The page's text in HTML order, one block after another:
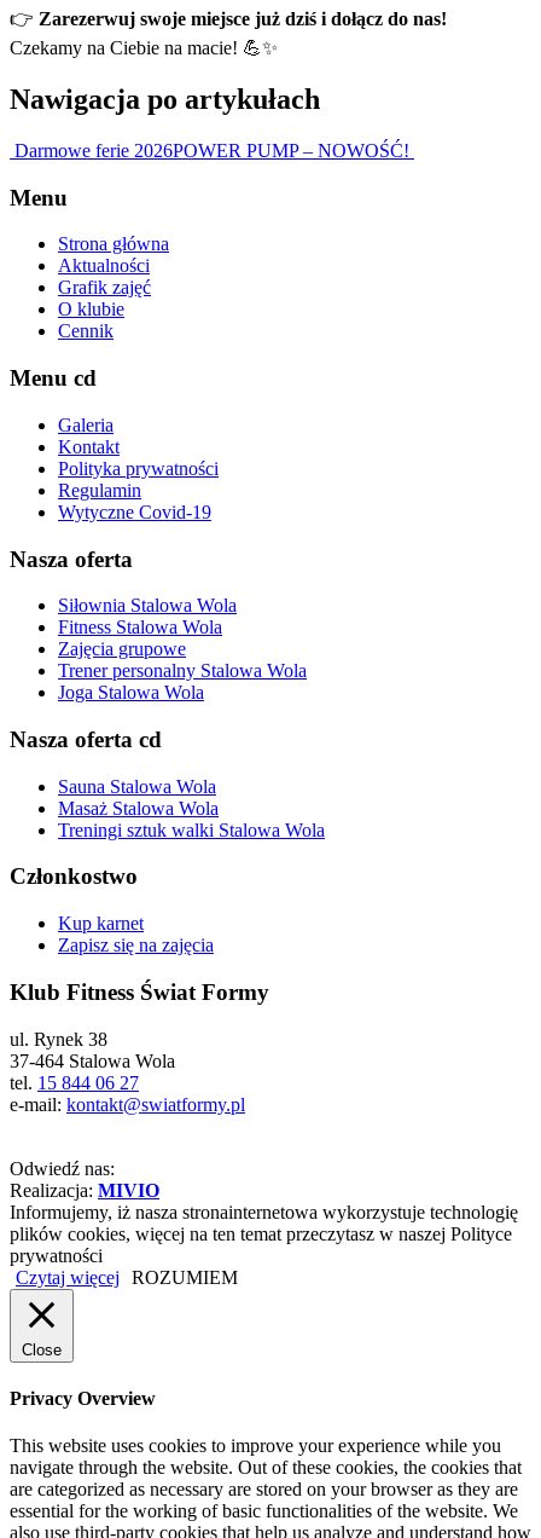
👉 Zarezerwuj swoje miejsce już dziś i dołącz do nas!
Czekamy na Ciebie na macie! 💪✨
Nawigacja po artykułach
Darmowe ferie 2026POWER PUMP – NOWOŚĆ!
Menu
Strona główna
Aktualności
Grafik zajęć
O klubie
Cennik
Menu cd
Galeria
Kontakt
Polityka prywatności
Regulamin
Wytyczne Covid-19
Nasza oferta
Siłownia Stalowa Wola
Fitness Stalowa Wola
Zajęcia grupowe
Trener personalny Stalowa Wola
Joga Stalowa Wola
Nasza oferta cd
Sauna Stalowa Wola
Masaż Stalowa Wola
Treningi sztuk walki Stalowa Wola
Członkostwo
Kup karnet
Zapisz się na zajęcia
Klub Fitness Świat Formy
ul. Rynek 38
37-464 Stalowa Wola
tel. 15 844 06 27
e-mail: kontakt@swiatformy.pl
Odwiedź nas:
Realizacja: MIVIO
Informujemy, iż nasza stronainternetowa wykorzystuje technologię
plików cookies, więcej na ten temat przeczytasz w naszej Polityce
prywatności
Czytaj więcej
ROZUMIEM
Close
Privacy Overview
This website uses cookies to improve your experience while you
navigate through the website. Out of these cookies, the cookies that
are categorized as necessary are stored on your browser as they are
essential for the working of basic functionalities of the website. We
also use third-party cookies that help us analyze and understand how